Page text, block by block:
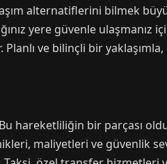
alternatiflerini bilmek
yere güvenle ulaşmanız
ve bilinçli bir
hareketliliğin bir parçası
maliyetleri ve güvenlik